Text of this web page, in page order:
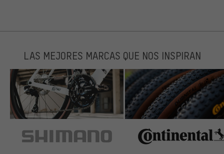
LAS MEJORES MARCAS QUE NOS INSPIRAN